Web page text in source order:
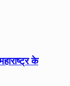
के